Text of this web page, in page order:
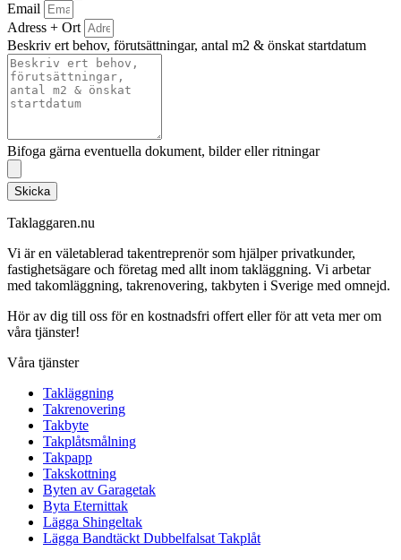
Email
Adress + Ort
Beskriv ert behov, förutsättningar, antal m2 & önskat startdatum
Bifoga gärna eventuella dokument, bilder eller ritningar
Skicka
Taklaggaren.nu
Vi är en väletablerad takentreprenör som hjälper privatkunder,
fastighetsägare och företag med allt inom takläggning. Vi arbetar
med takomläggning, takrenovering, takbyten i Sverige med omnejd.
Hör av dig till oss för en kostnadsfri offert eller för att veta mer om
våra tjänster!
Våra tjänster
Takläggning
Takrenovering
Takbyte
Takplåtsmålning
Takpapp
Takskottning
Byten av Garagetak
Byta Eternittak
Lägga Shingeltak
Lägga Bandtäckt Dubbelfalsat Takplåt